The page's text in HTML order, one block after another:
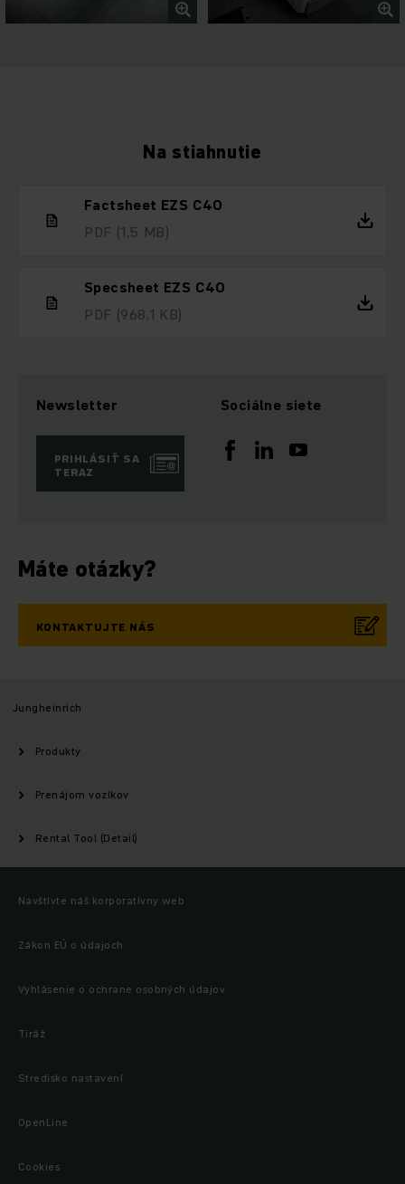
Na stiahnutie
Factsheet EZS C40
PDF (1,5 MB)
Specsheet EZS C40
PDF (968,1 KB)
Newsletter
PRIHLÁSIŤ SA
TERAZ
Sociálne siete
Máte otázky?
KONTAKTUJTE NÁS
Jungheinrich
Produkty
Prenájom vozíkov
Rental Tool (Detail)
Navštívte náš korporatívny web
Zákon EÚ o údajoch
Vyhlásenie o ochrane osobných údajov
Tiráž
Stredisko nastavení
OpenLine
Cookies